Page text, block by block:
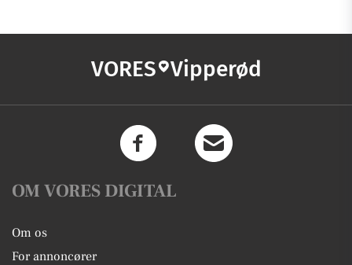
VORES Vipperød
OM VORES DIGITAL
Om os
For annoncører